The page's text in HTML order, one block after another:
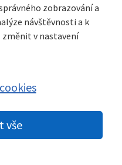
část obce
Viškovo
| GDPR
zobrazování a
návštěvnosti a k
změnit v nastavení
vše